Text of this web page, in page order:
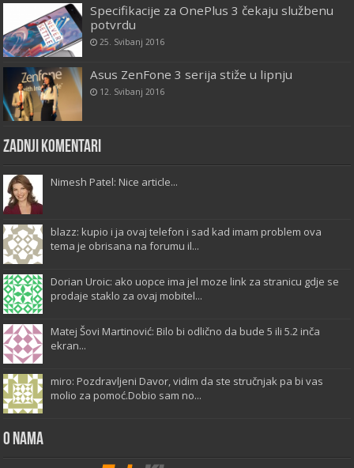
Specifikacije za OnePlus 3 čekaju službenu
potvrdu
25. Svibanj 2016
Asus ZenFone 3 serija stiže u lipnju
12. Svibanj 2016
Zadnji komentari
Nimesh Patel: Nice article...
blazz: kupio i ja ovaj telefon i sad kad imam problem ova
tema je obrisana na forumu il...
Dorian Uroic: ako uopce ima jel moze link za stranicu gdje se
prodaje staklo za ovaj mobitel...
Matej Šovi Martinović: Bilo bi odlično da bude 5 ili 5.2 inča
ekran...
miro: Pozdravljeni Davor, vidim da ste stručnjak pa bi vas
molio za pomoć.Dobio sam no...
O Nama